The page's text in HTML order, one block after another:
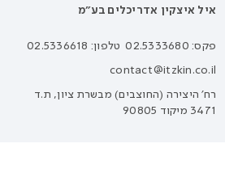
איל איצקין אדריכלים בע״מ
רח׳ היצירה (החוצבים) מבשרת ציון, ת.ד
3471 מיקוד 90805
פקס: 02.5333680 טלפון: 02.5336618
contact@itzkin.co.il